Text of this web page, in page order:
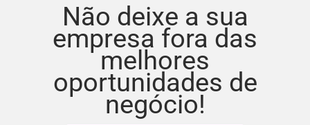
Não deixe a sua
empresa fora das
melhores
oportunidades de
negócio!